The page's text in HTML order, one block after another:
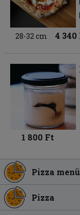
28-32 cm 4 340
1 800 Ft
Pizza menü
Pizza